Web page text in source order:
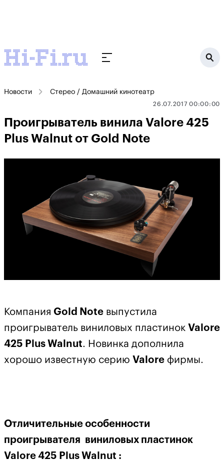
Новости Стерео / Домашний кинотеатр
26.07.2017 00:00:00
Проигрыватель винила Valore 425
Plus Walnut от Gold Note
Компания Gold Note выпустила
проигрыватель виниловых пластинок Valore
425 Plus Walnut. Новинка дополнила
хорошо известную серию Valore фирмы.
Отличительные особенности
проигрывателя виниловых пластинок
Valore 425 Plus Walnut :